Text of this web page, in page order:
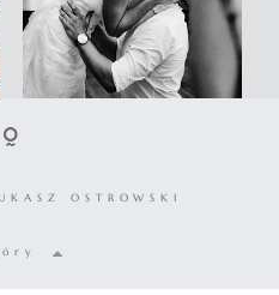
OSTROWSKI